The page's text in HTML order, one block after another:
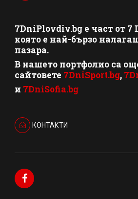
7DniPlovdiv.bg e част от 7
която е най-бързо
пазара.
В нашето портфолио са
сайтовете 7DniSport.bg,
и 7DniSofia.bg
КОНТАКТИ